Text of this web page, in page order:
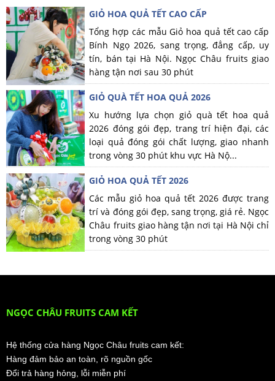
GIỎ HOA QUẢ TẾT CAO CẤP
Tổng hợp các mẫu Giỏ hoa quả tết cao cấp
Bính Ngọ 2026, sang trọng, đẳng cấp, uy
tín, bán tại Hà Nội. Ngọc Châu fruits giao
hàng tận nơi sau 30 phút
GIỎ QUÀ TẾT HOA QUẢ 2026
Xu hướng lựa chọn giỏ quà tết hoa quả
2026 đóng gói đẹp, trang trí hiện đại, các
loại quả đóng gói chất lượng, giao nhanh
trong vòng 30 phút khu vực Hà Nộ...
GIỎ HOA QUẢ TẾT 2026
Các mẫu giỏ hoa quả tết 2026 được trang
trí và đóng gói đẹp, sang trọng, giá rẻ. Ngọc
Châu fruits giao hàng tận nơi tại Hà Nội chỉ
trong vòng 30 phút
NGỌC CHÂU FRUITS CAM KẾT
Hệ thống cửa hàng Ngọc Châu fruits cam kết:
Hàng đảm bảo an toàn, rõ nguồn gốc
Đổi trả hàng hỏng, lỗi miễn phí